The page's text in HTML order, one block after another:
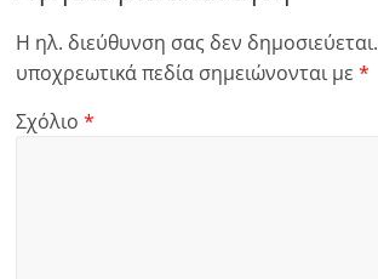
Η ηλ. διεύθυνση σας δεν δημοσιεύεται.
υποχρεωτικά πεδία σημειώνονται με*
Σχόλιο*